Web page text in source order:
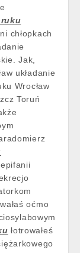
chłopkach
Jak,
układanie
Wrocław
Toruń
oćmo
łotrowałeś